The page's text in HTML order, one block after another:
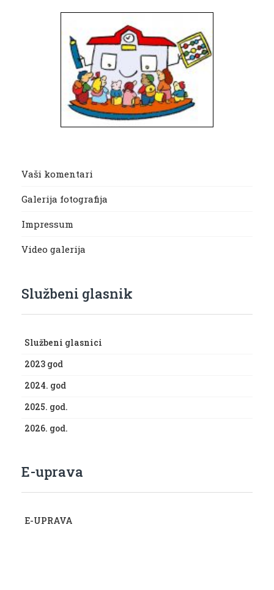
Vaši komentari
Galerija fotografija
Impressum
Video galerija
Službeni glasnik
Službeni glasnici
2023 god
2024. god
2025. god.
2026. god.
E-uprava
E-UPRAVA